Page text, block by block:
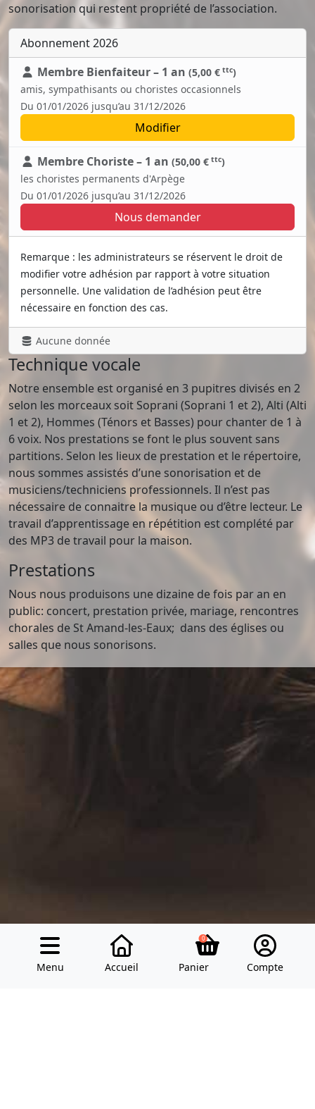
sonorisation qui restent propriété de l’association.
Abonnement 2026
Membre Bienfaiteur – 1 an (5,00 € ttc)
amis, sympathisants ou choristes occasionnels
Du 01/01/2026 jusqu’au 31/12/2026
Modifier
Membre Choriste – 1 an (50,00 € ttc)
les choristes permanents d'Arpège
Du 01/01/2026 jusqu’au 31/12/2026
Nous demander
Remarque : les administrateurs se réservent le droit de
modifier votre adhésion par rapport à votre situation
personnelle. Une validation de l’adhésion peut être
nécessaire en fonction des cas.
Aucune donnée
Technique vocale
Notre ensemble est organisé en 3 pupitres divisés en 2
selon les morceaux soit Soprani (Soprani 1 et 2), Alti (Alti
1 et 2), Hommes (Ténors et Basses) pour chanter de 1 à
6 voix. Nos prestations se font le plus souvent sans
partitions. Selon les lieux de prestation et le répertoire,
nous sommes assistés d’une sonorisation et de
musiciens/techniciens professionnels. Il n’est pas
nécessaire de connaitre la musique ou d’être lecteur. Le
travail d’apprentissage en répétition est complété par
des MP3 de travail pour la maison.
Prestations
Nous nous produisons une dizaine de fois par an en
public: concert, prestation privée, mariage, rencontres
chorales de St Amand-les-Eaux; dans des églises ou
salles que nous sonorisons.
Modes de paiement Réseaux sociaux
Menu Accueil
0
Panier Compte